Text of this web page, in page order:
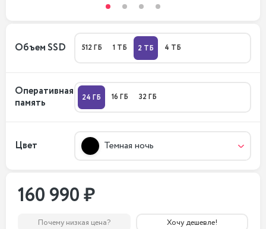
Объем SSD 512 ГБ 1 ТБ 2 ТБ 4 ТБ
Оперативная
память
24 ГБ 16 ГБ 32 ГБ
Цвет Темная ночь
160 990 ₽
Почему низкая цена? Хочу дешевле!